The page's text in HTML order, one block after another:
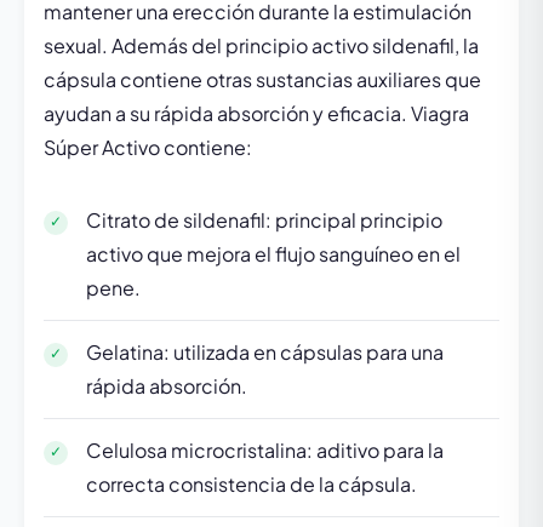
mantener una erección durante la estimulación
sexual. Además del principio activo sildenafil, la
cápsula contiene otras sustancias auxiliares que
ayudan a su rápida absorción y eficacia. Viagra
Súper Activo contiene:
Citrato de sildenafil: principal principio
activo que mejora el flujo sanguíneo en el
pene.
Gelatina: utilizada en cápsulas para una
rápida absorción.
Celulosa microcristalina: aditivo para la
correcta consistencia de la cápsula.